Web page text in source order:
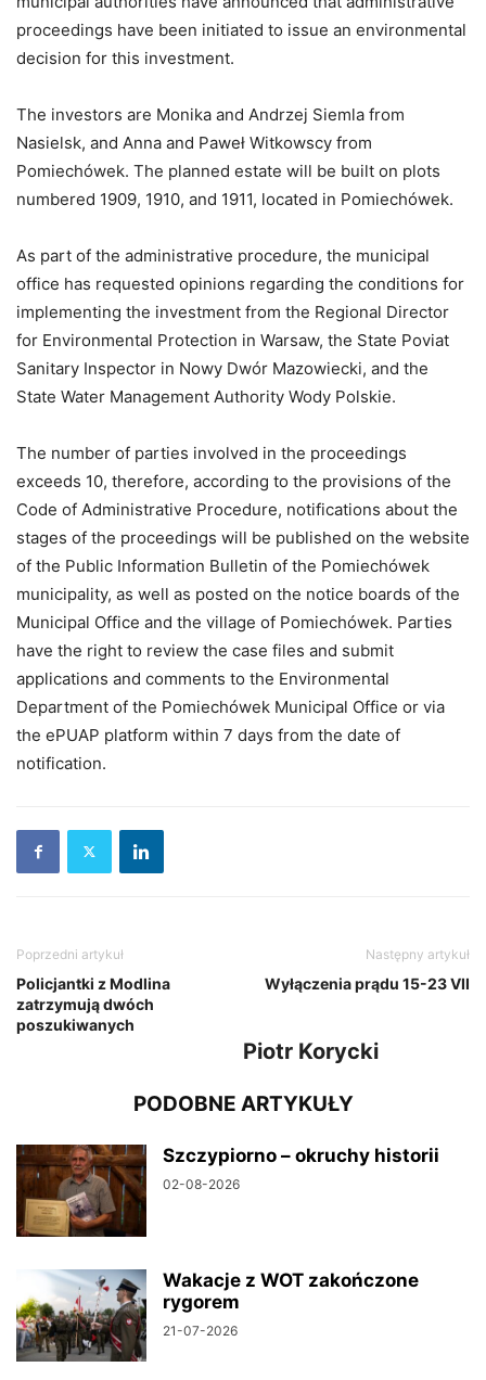
proceedings have been initiated to issue an environmental
decision for this investment.
The investors are Monika and Andrzej Siemla from
Nasielsk, and Anna and Paweł Witkowscy from
Pomiechówek. The planned estate will be built on plots
numbered 1909, 1910, and 1911, located in Pomiechówek.
As part of the administrative procedure, the municipal
office has requested opinions regarding the conditions for
implementing the investment from the Regional Director
for Environmental Protection in Warsaw, the State Poviat
Sanitary Inspector in Nowy Dwór Mazowiecki, and the
State Water Management Authority Wody Polskie.
The number of parties involved in the proceedings
exceeds 10, therefore, according to the provisions of the
Code of Administrative Procedure, notifications about the
stages of the proceedings will be published on the website
of the Public Information Bulletin of the Pomiechówek
municipality, as well as posted on the notice boards of the
Municipal Office and the village of Pomiechówek. Parties
have the right to review the case files and submit
applications and comments to the Environmental
Department of the Pomiechówek Municipal Office or via
the ePUAP platform within 7 days from the date of
notification.
Poprzedni artykuł
Policjantki z Modlina
zatrzymują dwóch
poszukiwanych
Następny artykuł
Wyłączenia prądu 15-23 VII
Piotr Korycki
PODOBNE ARTYKUŁY
Szczypiorno – okruchy historii
02-08-2026
Wakacje z WOT zakończone
rygorem
21-07-2026